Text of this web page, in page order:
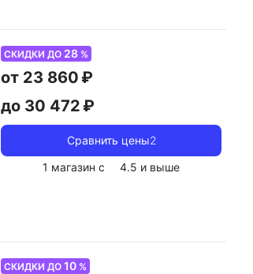
СКИДКИ ДО 28 %
от 23 860 ₽
до 30 472 ₽
Сравнить цены2
1 магазин с
4.5 и выше
СКИДКИ ДО 10 %